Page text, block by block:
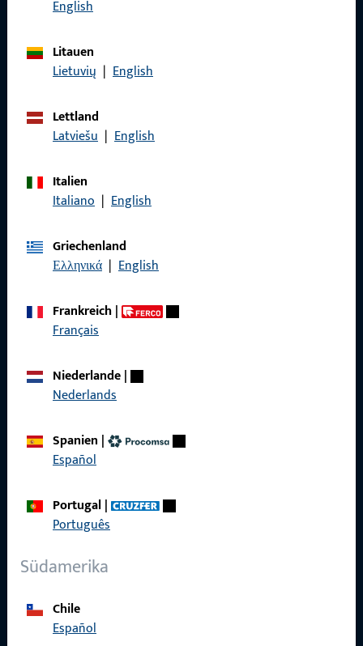
English
Litauen
Lietuvių | English
Lettland
Latviešu | English
Italien
Italiano | English
Griechenland
Ελληνικά | English
Frankreich|
Français
Niederlande|
Nederlands
Spanien |
Español
Portugal|
Português
Südamerika
Chile
Español
Impressum